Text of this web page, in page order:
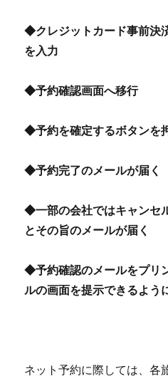
◆クレジットカード事前決
を入力
◆予約確認画面へ移行
◆予約を確定するボタンを
◆予約完了のメールが届く
◆一部の会社ではキャンセ
とその旨のメールが届く
◆予約確認のメールをプリ
ルの画面を提示できるよう
ネット予約に際しては、各